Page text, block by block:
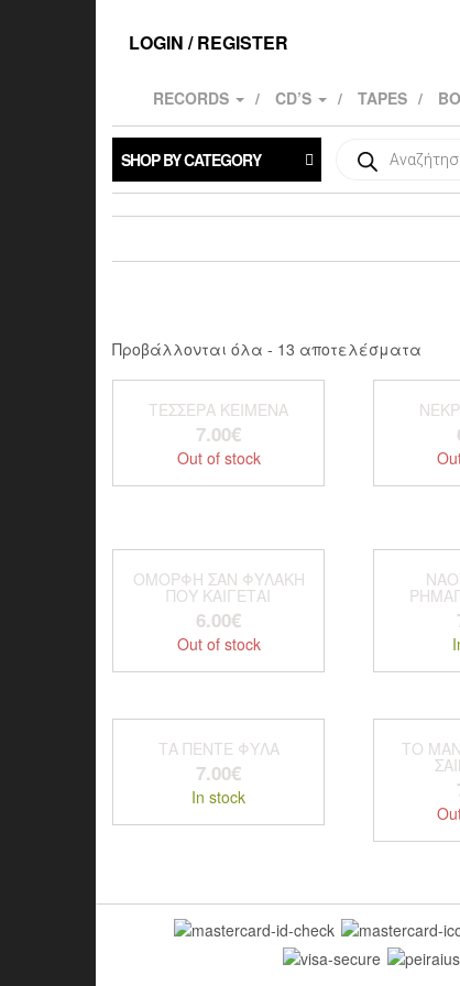
LOGIN / REGISTER
RECORDS CD’S TAPES
SHOP BY CATEGORY
Products
search
Προβάλλονται όλα - 13 αποτελέσματα
ΤΈΣΣΕΡΑ ΚΕΊΜΕΝΑ
7.00€
Out of stock
ΟΜΟΡΦΗ ΣΑΝ ΦΥΛΑΚΗ
ΠΟΥ ΚΑΙΓΕΤΑΙ
6.00€
Out of stock
ΤΑ ΠΕΝΤΕ ΦΥΛΑ
7.00€
In stock
ΤΟ